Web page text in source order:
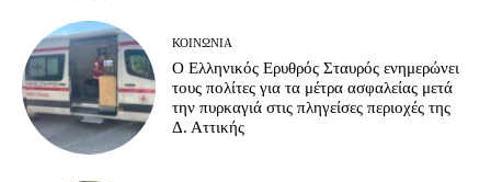
ΚΟΙΝΩΝΊΑ
Ο Ελληνικός Ερυθρός Σταυρός ενημερώνει
τους πολίτες για τα μέτρα ασφαλείας μετά
την πυρκαγιά στις πληγείσες περιοχές της
Δ. Αττικής